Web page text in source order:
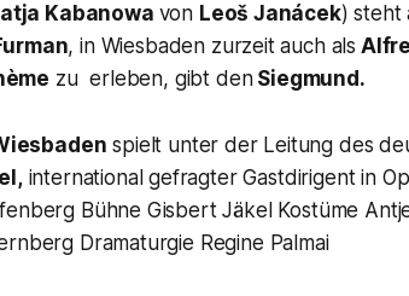
Kabanowa von Leoš Janácek) steht
, in Wiesbaden zurzeit auch als
zu erleben, gibt denSiegmund.
spielt unter der Leitung des
international gefragter Gastdirigent in
Bühne Gisbert Jäkel Kostüme
Dramaturgie Regine Palmai